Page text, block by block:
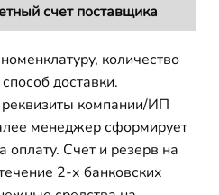
счет поставщика
количество
доставки.
компании/ИП
менеджер сформирует
оплату. Счет и резерв на
2-х банковских